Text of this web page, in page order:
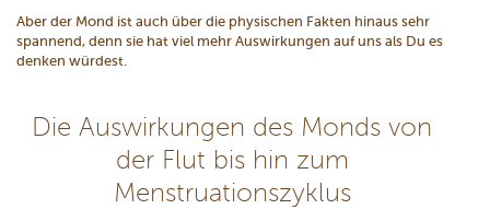
Aber der Mond ist auch über die physischen Fakten hinaus sehr
spannend, denn sie hat viel mehr Auswirkungen auf uns als Du es
denken würdest.
Die Auswirkungen des Monds von
der Flut bis hin zum
Menstruationszyklus